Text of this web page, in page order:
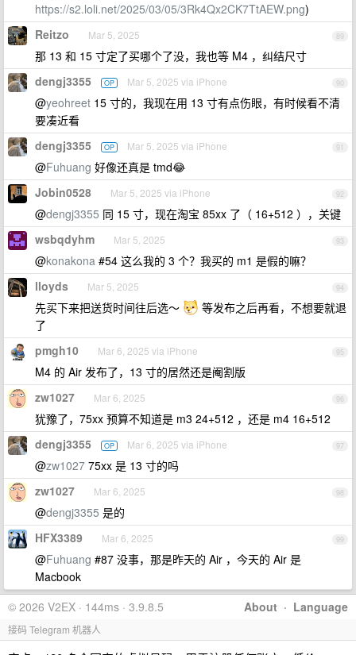
https://s2.loli.net/2025/03/05/3Rk4Qx2CK7TtAEW.png)
89
Reitzo Mar 5, 2025
那 13 和 15 寸定了买哪个了没，我也等 M4 ，纠结尺寸
90
dengj3355 OP Mar 5, 2025 via iPhone
@yeohreet 15 寸的，我现在用 13 寸有点伤眼，有时候看不清
要凑近看
91
dengj3355 OP Mar 5, 2025 via iPhone
@Fuhuang 好像还真是 tmd😂
92
Jobin0528 Mar 5, 2025 via iPhone
@dengj3355 同 15 寸，现在淘宝 85xx 了（ 16+512 ），关键
93
wsbqdyhm Mar 5, 2025
@konakona #54 这么我的 3 个？我买的 m1 是假的嘛？
94
lloyds Mar 5, 2025
先买下来把送货时间往后选～
等发布之后再看，不想要就退
了
95
pmgh10 Mar 6, 2025 via iPhone
M4 的 Air 发布了，13 寸的居然还是阉割版
96
zw1027 Mar 6, 2025
犹豫了，75xx 预算不知道是 m3 24+512 ，还是 m4 16+512
97
dengj3355 OP Mar 6, 2025 via iPhone
@zw1027 75xx 是 13 寸的吗
98
zw1027 Mar 6, 2025
@dengj3355 是的
99
HFX3389 Mar 6, 2025
@Fuhuang #87 没事，那是昨天的 Air ，今天的 Air 是
Macbook
About · Language
© 2026 V2EX · 144ms · 3.9.8.5
接码 Telegram 机器人